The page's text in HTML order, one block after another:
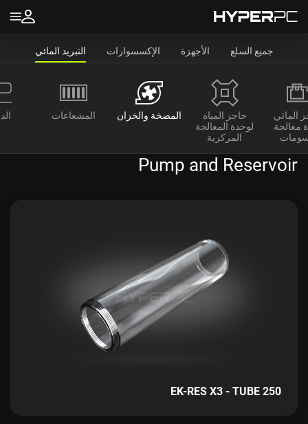
جميع السلع الأجهزة الإكسسوارات التبريد المائي
المائي
معالجة
حاجز المياه
لوحدة المعالجة
المركزية
المضخة والخزان المشعاعات
Pump and Reservoir
EK-RES X3 - TUBE 250